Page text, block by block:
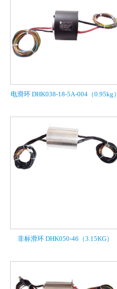
电滑环 DHK038-18-5A-004（0.95kg）
非标滑环 DHK050-46（3.15KG）